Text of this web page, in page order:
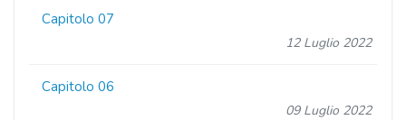
Capitolo 07
12 Luglio 2022
Capitolo 06
09 Luglio 2022